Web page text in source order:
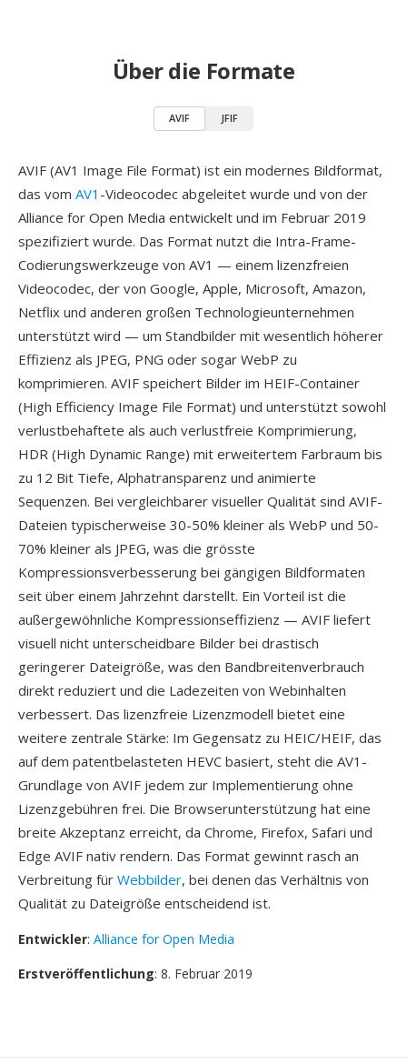
Über die Formate
AVIF JFIF
AVIF (AV1 Image File Format) ist ein modernes Bildformat,
das vom AV1 -Videocodec abgeleitet wurde und von der
Alliance for Open Media entwickelt und im Februar 2019
spezifiziert wurde. Das Format nutzt die Intra-Frame-
Codierungswerkzeuge von AV1 — einem lizenzfreien
Videocodec, der von Google, Apple, Microsoft, Amazon,
Netflix und anderen großen Technologieunternehmen
unterstützt wird — um Standbilder mit wesentlich höherer
Effizienz als JPEG, PNG oder sogar WebP zu
komprimieren. AVIF speichert Bilder im HEIF-Container
(High Efficiency Image File Format) und unterstützt sowohl
verlustbehaftete als auch verlustfreie Komprimierung,
HDR (High Dynamic Range) mit erweitertem Farbraum bis
zu 12 Bit Tiefe, Alphatransparenz und animierte
Sequenzen. Bei vergleichbarer visueller Qualität sind AVIF-
Dateien typischerweise 30-50% kleiner als WebP und 50-
70% kleiner als JPEG, was die grösste
Kompressionsverbesserung bei gängigen Bildformaten
seit über einem Jahrzehnt darstellt. Ein Vorteil ist die
außergewöhnliche Kompressionseffizienz — AVIF liefert
visuell nicht unterscheidbare Bilder bei drastisch
geringerer Dateigröße, was den Bandbreitenverbrauch
direkt reduziert und die Ladezeiten von Webinhalten
verbessert. Das lizenzfreie Lizenzmodell bietet eine
weitere zentrale Stärke: Im Gegensatz zu HEIC/HEIF, das
auf dem patentbelasteten HEVC basiert, steht die AV1-
Grundlage von AVIF jedem zur Implementierung ohne
Lizenzgebühren frei. Die Browserunterstützung hat eine
breite Akzeptanz erreicht, da Chrome, Firefox, Safari und
Edge AVIF nativ rendern. Das Format gewinnt rasch an
Verbreitung für Webbilder, bei denen das Verhältnis von
Qualität zu Dateigröße entscheidend ist.
Entwickler: Alliance for Open Media
Erstveröffentlichung: 8. Februar 2019